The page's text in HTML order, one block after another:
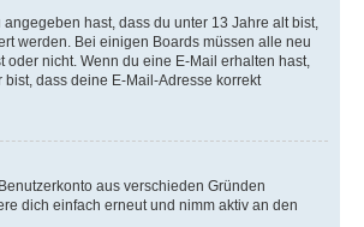
hast, dass du unter 13 Jahre alt bist,
werden. Bei einigen Boards müssen alle neu
nicht. Wenn du eine E-Mail erhalten hast,
dass deine E-Mail-Adresse korrekt
aus verschieden Gründen
dich einfach erneut und nimm aktiv an den